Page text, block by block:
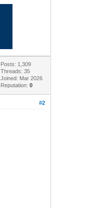
Posts: 1,309
Threads: 35
Joined: Mar 2026
Reputation:0
#2